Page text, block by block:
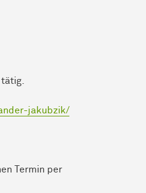
jakubzik/
Termin per